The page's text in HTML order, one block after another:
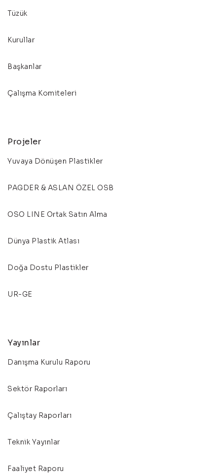
Tüzük
Kurullar
Başkanlar
Çalışma Komiteleri
Projeler
Yuvaya Dönüşen Plastikler
PAGDER & ASLAN ÖZEL OSB
OSO LINE Ortak Satın Alma
Dünya Plastik Atlası
Doğa Dostu Plastikler
UR-GE
Yayınlar
Danışma Kurulu Raporu
Sektör Raporları
Çalıştay Raporları
Teknik Yayınlar
Faaliyet Raporu